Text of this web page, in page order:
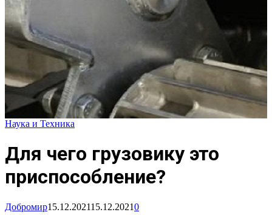
Наука и Техника
Для чего грузовику это
приспособление?
Добромир15.12.202115.12.20210